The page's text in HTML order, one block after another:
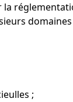
domaines
;